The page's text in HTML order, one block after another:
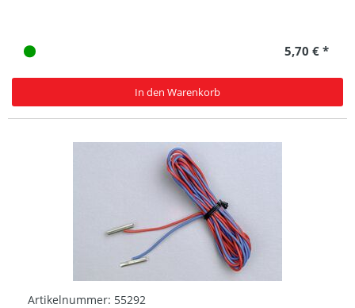
5,70 € *
In den Warenkorb
Artikelnummer: 55292